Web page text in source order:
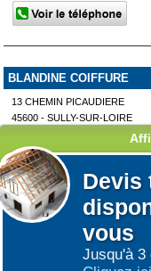
Devis
vous
Jusqu'à 3
BLANDINE COIFFURE
13 CHEMIN PICAUDIERE
45600 - SULLY-SUR-LOIRE
Lors de votre visite sur notre
déposés sur votre
fonctionnement du
Nous ne collectons pas vos
fins